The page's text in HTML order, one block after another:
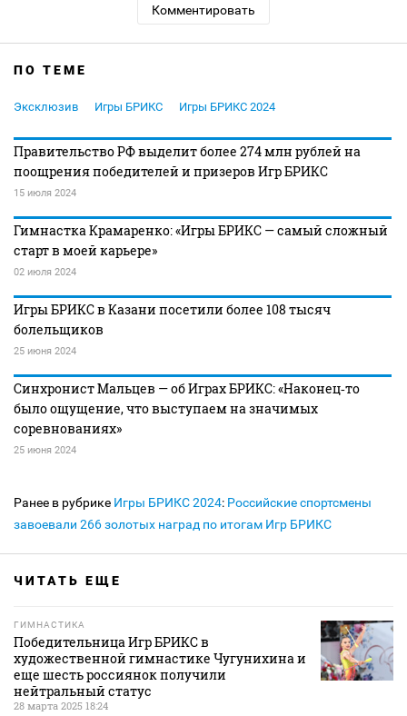
Комментировать
ПО ТЕМЕ
Эксклюзив Игры БРИКС Игры БРИКС 2024
Правительство РФ выделит более 274 млн рублей на
поощрения победителей и призеров Игр БРИКС
15 июля 2024
Гимнастка Крамаренко: «Игры БРИКС — самый сложный
старт в моей карьере»
02 июля 2024
Игры БРИКС в Казани посетили более 108 тысяч
болельщиков
25 июня 2024
Синхронист Мальцев — об Играх БРИКС: «Наконец‑то
было ощущение, что выступаем на значимых
соревнованиях»
25 июня 2024
Ранее в рубрике Игры БРИКС 2024: Российские спортсмены
завоевали 266 золотых наград по итогам Игр БРИКС
ЧИТАТЬ ЕЩЕ
ГИМНАСТИКА
Победительница Игр БРИКС в
художественной гимнастике Чугунихина и
еще шесть россиянок получили
нейтральный статус
28 марта 2025 18:24